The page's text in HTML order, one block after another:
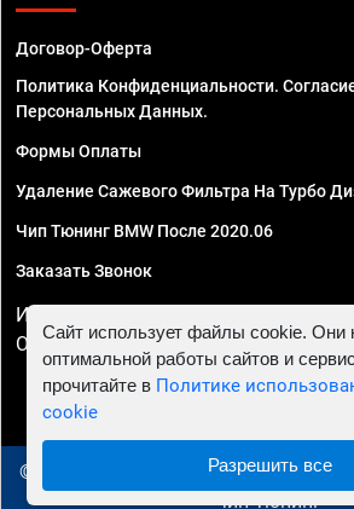
Договор-Оферта
Политика Конфиденциальности.
Персональных Данных.
Формы Оплаты
Удаление Сажевого Фильтра На Турбо
Чип Тюнинг BMW После 2020.06
Заказать Звонок
ИП Смирнов Георгий Павлович. ИНН
ОГРНИП 324470400032610
© 2010 - 2026 Чип тюнинг в Липецке
Чип Тюнинг"
Сайт использует файлы cookie. Они
оптимальной работы сайтов и
прочитайте в Политике
cookie
Разрешить все